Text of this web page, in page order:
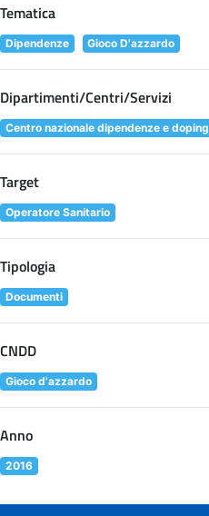
Tematica
Dipendenze Gioco D'azzardo
Dipartimenti/Centri/Servizi
Centro nazionale dipendenze e doping
Target
Operatore Sanitario
Tipologia
Documenti
CNDD
Gioco d'azzardo
Anno
2016